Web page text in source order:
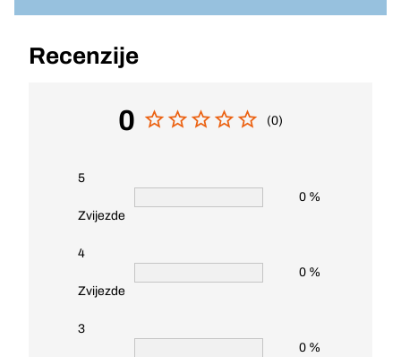
Recenzije
0 (0)
5
Zvijezde
0 %
4
Zvijezde
0 %
3
0 %